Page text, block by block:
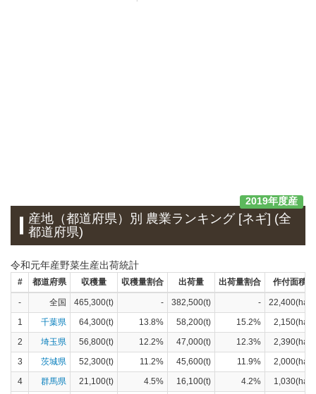
2019年度産
産地（都道府県）別 農業ランキング [ネギ] (全
都道府県)
令和元年産野菜生産出荷統計
# 都道府県 収穫量 収穫量割合 出荷量 出荷量割合 作付面積
- 全国 465,300(t) - 382,500(t) -
22,400(ha)
1
千葉県 64,300(t) 13.8% 58,200(t) 15.2%
2,150(ha)
2
埼玉県 56,800(t) 12.2% 47,000(t) 12.3%
2,390(ha)
3
茨城県 52,300(t) 11.2% 45,600(t) 11.9%
2,000(ha)
4
群馬県 21,100(t) 4.5% 16,100(t) 4.2%
1,030(ha)